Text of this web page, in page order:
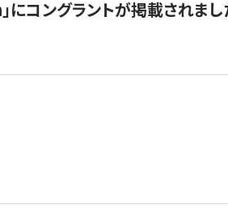
コングラントが掲載されまし